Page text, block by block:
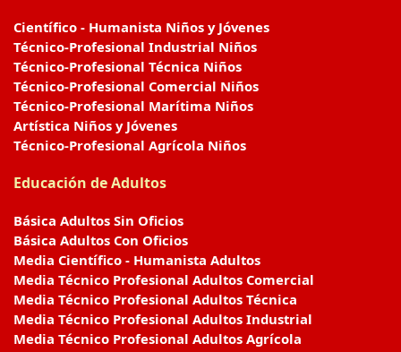
Científico - Humanista Niños y Jóvenes
Técnico-Profesional Industrial Niños
Técnico-Profesional Técnica Niños
Técnico-Profesional Comercial Niños
Técnico-Profesional Marítima Niños
Artística Niños y Jóvenes
Técnico-Profesional Agrícola Niños
Educación de Adultos
Básica Adultos Sin Oficios
Básica Adultos Con Oficios
Media Científico - Humanista Adultos
Media Técnico Profesional Adultos Comercial
Media Técnico Profesional Adultos Técnica
Media Técnico Profesional Adultos Industrial
Media Técnico Profesional Adultos Agrícola